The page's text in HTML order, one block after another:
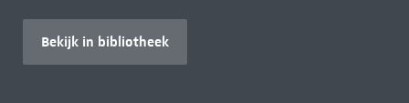
Bekijk in bibliotheek